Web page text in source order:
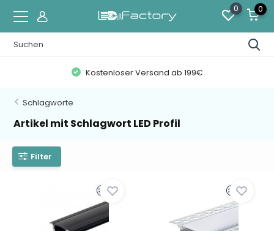
0 0
Kostenloser Versand ab 199€
Schlagworte
Artikel mit Schlagwort LED Profil
Filter